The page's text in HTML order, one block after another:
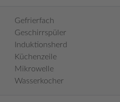
Gefrierfach
Geschirrspüler
Induktionsherd
Küchenzeile
Mikrowelle
Wasserkocher